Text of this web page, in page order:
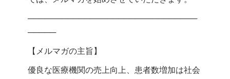
──────────────────────────────
─────
【メルマガの主旨】
優良な医療機関の売上向上、患者数増加は社会